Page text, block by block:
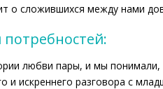
о сложившихся между нами
любви пары, и мы понимали,
искреннего разговора с